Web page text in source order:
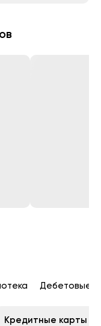
Дебетовые
Кредитные карты